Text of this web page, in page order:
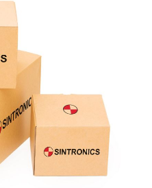
técnico o sustitución
módulos del propio